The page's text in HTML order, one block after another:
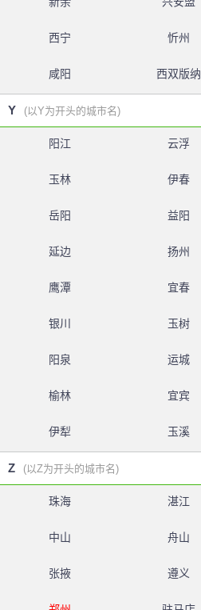
西宁 忻州
咸阳 西双版纳
Y (以Y为开头的城市名)
阳江 云浮
玉林 伊春
岳阳 益阳
延边 扬州
鹰潭 宜春
银川 玉树
阳泉 运城
榆林 宜宾
伊犁 玉溪
Z (以Z为开头的城市名)
珠海 湛江
中山 舟山
张掖 遵义